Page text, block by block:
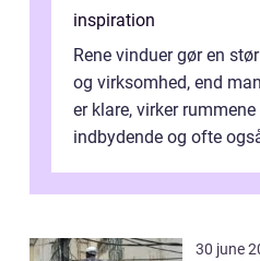
inspiration
Rene vinduer gør en
og virksomhed, end
er klare, virker rummene
indbydende og ofte
30 june